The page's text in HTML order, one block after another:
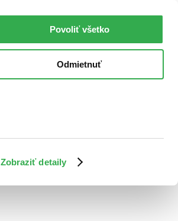
Zobraziť detaily
Povoliť všetko
Odmietnuť